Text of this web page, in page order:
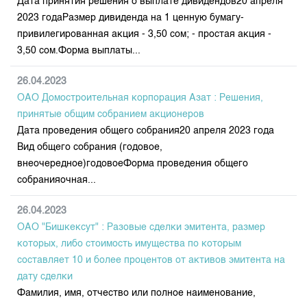
2023 годаРазмер дивиденда на 1 ценную бумагу-
привилегированная акция - 3,50 сом; - простая акция -
3,50 сом.Форма выплаты...
26.04.2023
ОАО Домостроительная корпорация Азат : Решения,
принятые общим собранием акционеров
Дата проведения общего собрания20 апреля 2023 года
Вид общего собрания (годовое,
внеочередное)годовоеФорма проведения общего
собранияочная...
26.04.2023
ОАО "Бишкексут" : Разовые сделки эмитента, размер
которых, либо стоимость имущества по которым
составляет 10 и более процентов от активов эмитента на
дату сделки
Фамилия, имя, отчество или полное наименование,